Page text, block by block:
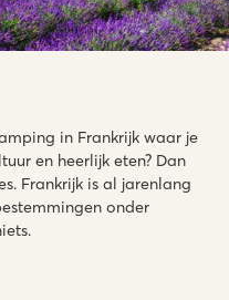
in Frankrijk waar je
en heerlijk eten? Dan
Frankrijk is al jarenlang
onder